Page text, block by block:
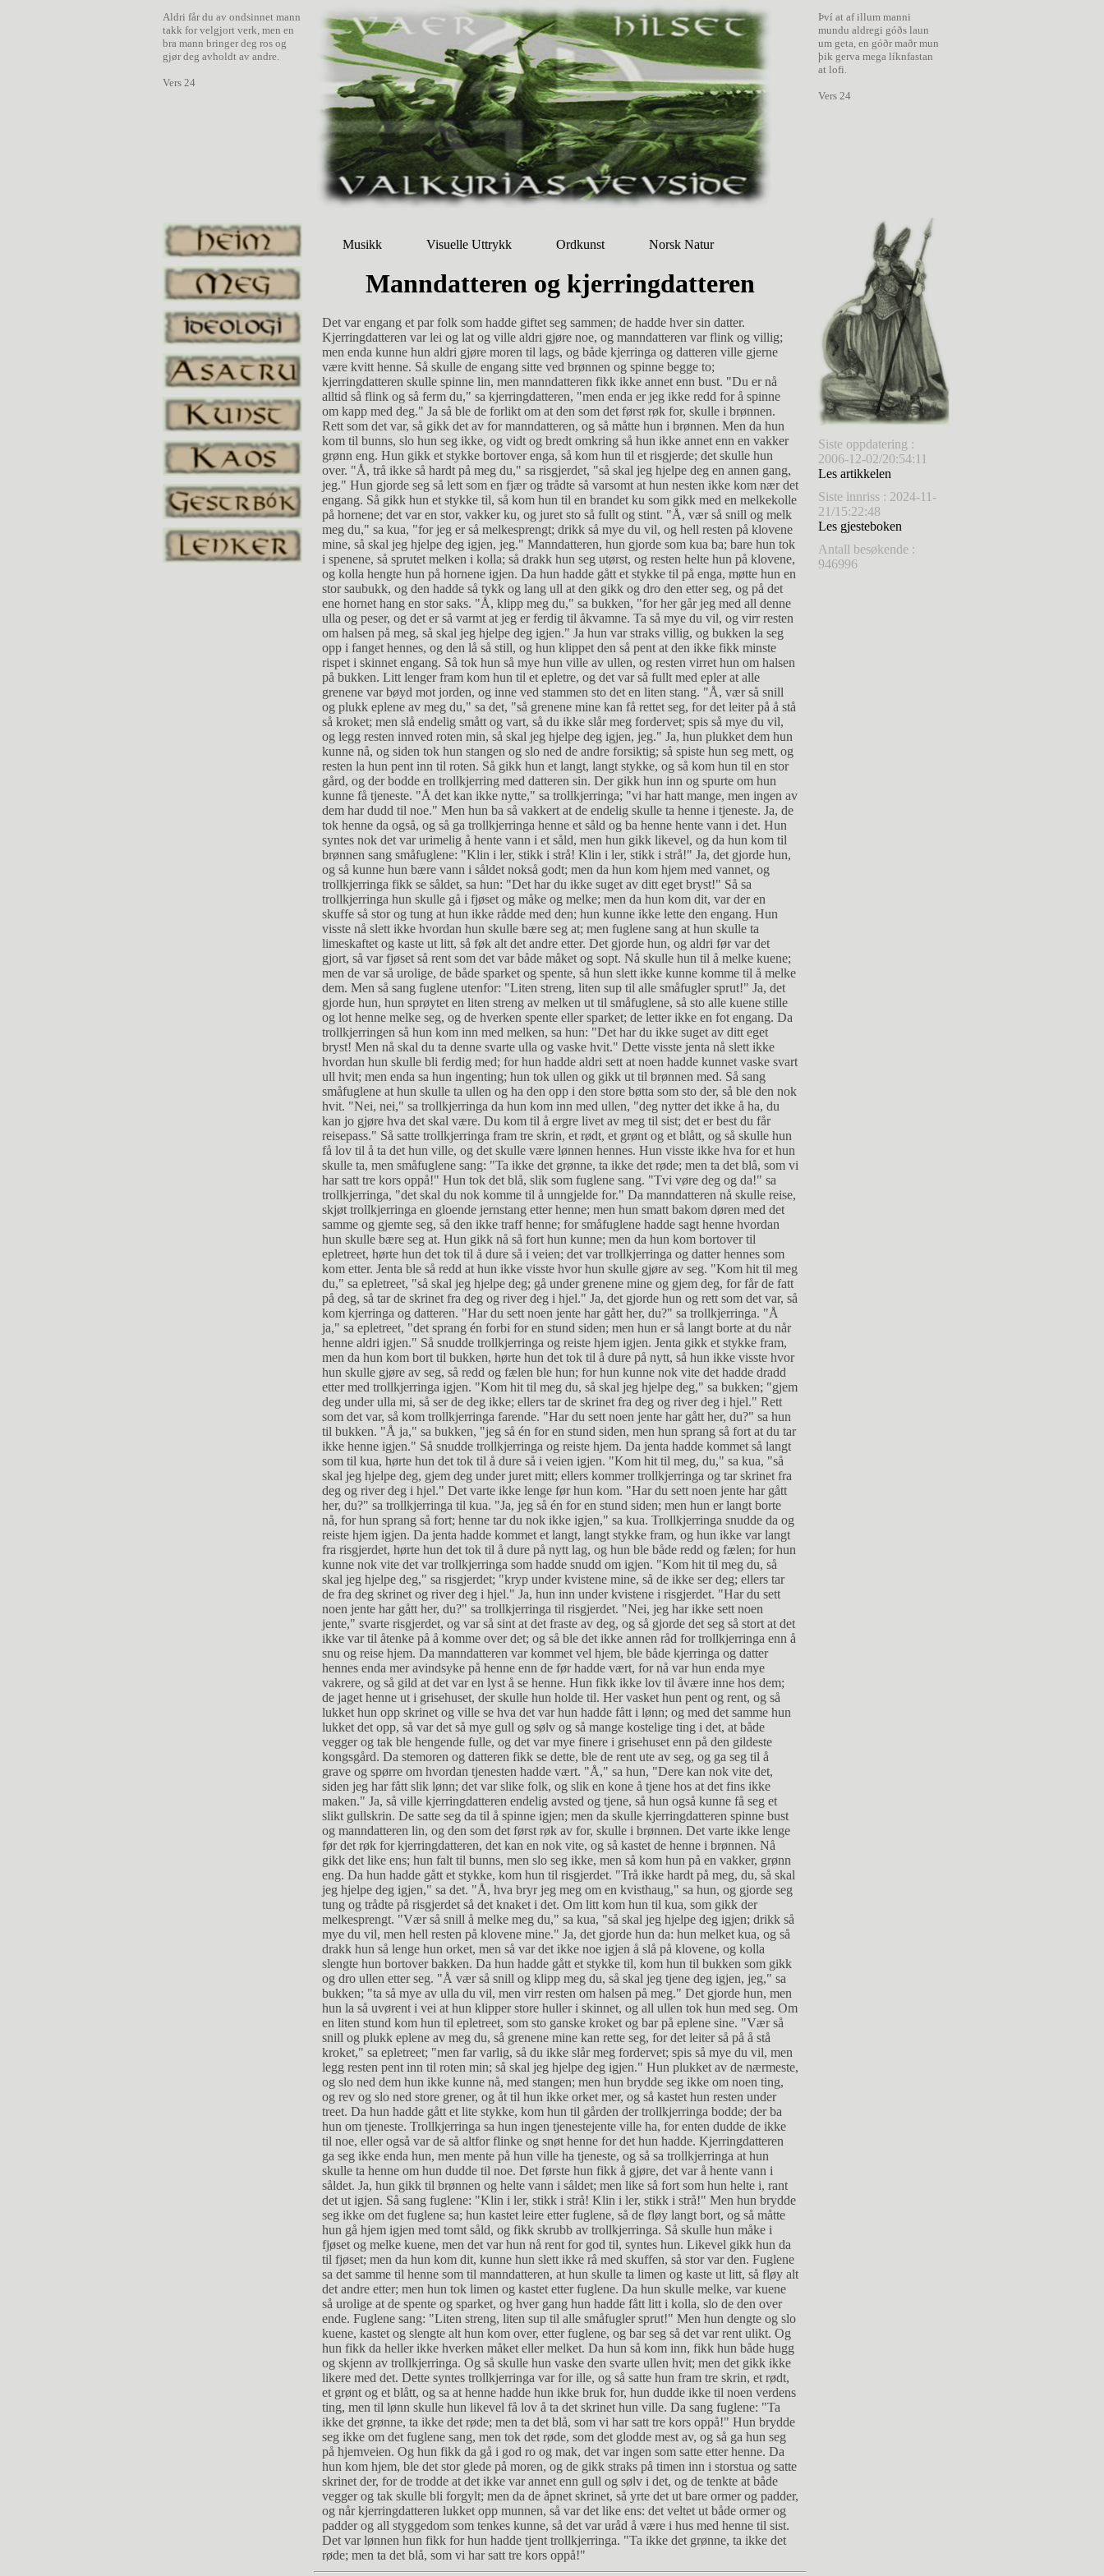
Aldri får du av ondsinnet mann
takk for velgjort verk, men en
bra mann bringer deg ros og
gjør deg avholdt av andre.
Vers 24
Því at af illum manni
mundu aldregi góðs laun
um geta, en góðr maðr mun
þik gerva mega líknfastan
at lofi.
Vers 24
Musikk Visuelle Uttrykk Ordkunst Norsk Natur
Manndatteren og kjerringdatteren
Det var engang et par folk som hadde giftet seg sammen; de hadde hver sin datter. Kjerringdatteren var lei og lat og ville aldri gjøre noe, og manndatteren var flink og villig; men enda kunne hun aldri gjøre moren til lags, og både kjerringa og datteren ville gjerne være kvitt henne. Så skulle de engang sitte ved brønnen og spinne begge to; kjerringdatteren skulle spinne lin, men manndatteren fikk ikke annet enn bust. "Du er nå alltid så flink og så ferm du," sa kjerringdatteren, "men enda er jeg ikke redd for å spinne om kapp med deg." Ja så ble de forlikt om at den som det først røk for, skulle i brønnen. Rett som det var, så gikk det av for manndatteren, og så måtte hun i brønnen. Men da hun kom til bunns, slo hun seg ikke, og vidt og bredt omkring så hun ikke annet enn en vakker grønn eng. Hun gikk et stykke bortover enga, så kom hun til et risgjerde; det skulle hun over. "Å, trå ikke så hardt på meg du," sa risgjerdet, "så skal jeg hjelpe deg en annen gang, jeg." Hun gjorde seg så lett som en fjær og trådte så varsomt at hun nesten ikke kom nær det engang. Så gikk hun et stykke til, så kom hun til en brandet ku som gikk med en melkekolle på hornene; det var en stor, vakker ku, og juret sto så fullt og stint. "Å, vær så snill og melk meg du," sa kua, "for jeg er så melkesprengt; drikk så mye du vil, og hell resten på klovene mine, så skal jeg hjelpe deg igjen, jeg." Manndatteren, hun gjorde som kua ba; bare hun tok i spenene, så sprutet melken i kolla; så drakk hun seg utørst, og resten helte hun på klovene, og kolla hengte hun på hornene igjen. Da hun hadde gått et stykke til på enga, møtte hun en stor saubukk, og den hadde så tykk og lang ull at den gikk og dro den etter seg, og på det ene hornet hang en stor saks. "Å, klipp meg du," sa bukken, "for her går jeg med all denne ulla og peser, og det er så varmt at jeg er ferdig til åkvamne. Ta så mye du vil, og virr resten om halsen på meg, så skal jeg hjelpe deg igjen." Ja hun var straks villig, og bukken la seg opp i fanget hennes, og den lå så still, og hun klippet den så pent at den ikke fikk minste rispet i skinnet engang. Så tok hun så mye hun ville av ullen, og resten virret hun om halsen på bukken. Litt lenger fram kom hun til et epletre, og det var så fullt med epler at alle grenene var bøyd mot jorden, og inne ved stammen sto det en liten stang. "Å, vær så snill og plukk eplene av meg du," sa det, "så grenene mine kan få rettet seg, for det leiter på å stå så kroket; men slå endelig smått og vart, så du ikke slår meg fordervet; spis så mye du vil, og legg resten innved roten min, så skal jeg hjelpe deg igjen, jeg." Ja, hun plukket dem hun kunne nå, og siden tok hun stangen og slo ned de andre forsiktig; så spiste hun seg mett, og resten la hun pent inn til roten. Så gikk hun et langt, langt stykke, og så kom hun til en stor gård, og der bodde en trollkjerring med datteren sin. Der gikk hun inn og spurte om hun kunne få tjeneste. "Å det kan ikke nytte," sa trollkjerringa; "vi har hatt mange, men ingen av dem har dudd til noe." Men hun ba så vakkert at de endelig skulle ta henne i tjeneste. Ja, de tok henne da også, og så ga trollkjerringa henne et såld og ba henne hente vann i det. Hun syntes nok det var urimelig å hente vann i et såld, men hun gikk likevel, og da hun kom til brønnen sang småfuglene: "Klin i ler, stikk i strå! Klin i ler, stikk i strå!" Ja, det gjorde hun, og så kunne hun bære vann i såldet nokså godt; men da hun kom hjem med vannet, og trollkjerringa fikk se såldet, sa hun: "Det har du ikke suget av ditt eget bryst!" Så sa trollkjerringa hun skulle gå i fjøset og måke og melke; men da hun kom dit, var der en skuffe så stor og tung at hun ikke rådde med den; hun kunne ikke lette den engang. Hun visste nå slett ikke hvordan hun skulle bære seg at; men fuglene sang at hun skulle ta limeskaftet og kaste ut litt, så føk alt det andre etter. Det gjorde hun, og aldri før var det gjort, så var fjøset så rent som det var både måket og sopt. Nå skulle hun til å melke kuene; men de var så urolige, de både sparket og spente, så hun slett ikke kunne komme til å melke dem. Men så sang fuglene utenfor: "Liten streng, liten sup til alle småfugler sprut!" Ja, det gjorde hun, hun sprøytet en liten streng av melken ut til småfuglene, så sto alle kuene stille og lot henne melke seg, og de hverken spente eller sparket; de letter ikke en fot engang. Da trollkjerringen så hun kom inn med melken, sa hun: "Det har du ikke suget av ditt eget bryst! Men nå skal du ta denne svarte ulla og vaske hvit." Dette visste jenta nå slett ikke hvordan hun skulle bli ferdig med; for hun hadde aldri sett at noen hadde kunnet vaske svart ull hvit; men enda sa hun ingenting; hun tok ullen og gikk ut til brønnen med. Så sang småfuglene at hun skulle ta ullen og ha den opp i den store bøtta som sto der, så ble den nok hvit. "Nei, nei," sa trollkjerringa da hun kom inn med ullen, "deg nytter det ikke å ha, du kan jo gjøre hva det skal være. Du kom til å ergre livet av meg til sist; det er best du får reisepass." Så satte trollkjerringa fram tre skrin, et rødt, et grønt og et blått, og så skulle hun få lov til å ta det hun ville, og det skulle være lønnen hennes. Hun visste ikke hva for et hun skulle ta, men småfuglene sang: "Ta ikke det grønne, ta ikke det røde; men ta det blå, som vi har satt tre kors oppå!" Hun tok det blå, slik som fuglene sang. "Tvi vøre deg og da!" sa trollkjerringa, "det skal du nok komme til å unngjelde for." Da manndatteren nå skulle reise, skjøt trollkjerringa en gloende jernstang etter henne; men hun smatt bakom døren med det samme og gjemte seg, så den ikke traff henne; for småfuglene hadde sagt henne hvordan hun skulle bære seg at. Hun gikk nå så fort hun kunne; men da hun kom bortover til epletreet, hørte hun det tok til å dure så i veien; det var trollkjerringa og datter hennes som kom etter. Jenta ble så redd at hun ikke visste hvor hun skulle gjøre av seg. "Kom hit til meg du," sa epletreet, "så skal jeg hjelpe deg; gå under grenene mine og gjem deg, for får de fatt på deg, så tar de skrinet fra deg og river deg i hjel." Ja, det gjorde hun og rett som det var, så kom kjerringa og datteren. "Har du sett noen jente har gått her, du?" sa trollkjerringa. "Å ja," sa epletreet, "det sprang én forbi for en stund siden; men hun er så langt borte at du når henne aldri igjen." Så snudde trollkjerringa og reiste hjem igjen. Jenta gikk et stykke fram, men da hun kom bort til bukken, hørte hun det tok til å dure på nytt, så hun ikke visste hvor hun skulle gjøre av seg, så redd og fælen ble hun; for hun kunne nok vite det hadde dradd etter med trollkjerringa igjen. "Kom hit til meg du, så skal jeg hjelpe deg," sa bukken; "gjem deg under ulla mi, så ser de deg ikke; ellers tar de skrinet fra deg og river deg i hjel." Rett som det var, så kom trollkjerringa farende. "Har du sett noen jente har gått her, du?" sa hun til bukken. "Å ja," sa bukken, "jeg så én for en stund siden, men hun sprang så fort at du tar ikke henne igjen." Så snudde trollkjerringa og reiste hjem. Da jenta hadde kommet så langt som til kua, hørte hun det tok til å dure så i veien igjen. "Kom hit til meg, du," sa kua, "så skal jeg hjelpe deg, gjem deg under juret mitt; ellers kommer trollkjerringa og tar skrinet fra deg og river deg i hjel." Det varte ikke lenge før hun kom. "Har du sett noen jente har gått her, du?" sa trollkjerringa til kua. "Ja, jeg så én for en stund siden; men hun er langt borte nå, for hun sprang så fort; henne tar du nok ikke igjen," sa kua. Trollkjerringa snudde da og reiste hjem igjen. Da jenta hadde kommet et langt, langt stykke fram, og hun ikke var langt fra risgjerdet, hørte hun det tok til å dure på nytt lag, og hun ble både redd og fælen; for hun kunne nok vite det var trollkjerringa som hadde snudd om igjen. "Kom hit til meg du, så skal jeg hjelpe deg," sa risgjerdet; "kryp under kvistene mine, så de ikke ser deg; ellers tar de fra deg skrinet og river deg i hjel." Ja, hun inn under kvistene i risgjerdet. "Har du sett noen jente har gått her, du?" sa trollkjerringa til risgjerdet. "Nei, jeg har ikke sett noen jente," svarte risgjerdet, og var så sint at det fraste av deg, og så gjorde det seg så stort at det ikke var til åtenke på å komme over det; og så ble det ikke annen råd for trollkjerringa enn å snu og reise hjem. Da manndatteren var kommet vel hjem, ble både kjerringa og datter hennes enda mer avindsyke på henne enn de før hadde vært, for nå var hun enda mye vakrere, og så gild at det var en lyst å se henne. Hun fikk ikke lov til åvære inne hos dem; de jaget henne ut i grisehuset, der skulle hun holde til. Her vasket hun pent og rent, og så lukket hun opp skrinet og ville se hva det var hun hadde fått i lønn; og med det samme hun lukket det opp, så var det så mye gull og sølv og så mange kostelige ting i det, at både vegger og tak ble hengende fulle, og det var mye finere i grisehuset enn på den gildeste kongsgård. Da stemoren og datteren fikk se dette, ble de rent ute av seg, og ga seg til å grave og spørre om hvordan tjenesten hadde vært. "Å," sa hun, "Dere kan nok vite det, siden jeg har fått slik lønn; det var slike folk, og slik en kone å tjene hos at det fins ikke maken." Ja, så ville kjerringdatteren endelig avsted og tjene, så hun også kunne få seg et slikt gullskrin. De satte seg da til å spinne igjen; men da skulle kjerringdatteren spinne bust og manndatteren lin, og den som det først røk av for, skulle i brønnen. Det varte ikke lenge før det røk for kjerringdatteren, det kan en nok vite, og så kastet de henne i brønnen. Nå gikk det like ens; hun falt til bunns, men slo seg ikke, men så kom hun på en vakker, grønn eng. Da hun hadde gått et stykke, kom hun til risgjerdet. "Trå ikke hardt på meg, du, så skal jeg hjelpe deg igjen," sa det. "Å, hva bryr jeg meg om en kvisthaug," sa hun, og gjorde seg tung og tråd
Siste oppdatering :
2006-12-02/20:54:11
Les artikkelen
Siste innriss : 2024-11-
21/15:22:48
Les gjesteboken
Antall besøkende :
946996